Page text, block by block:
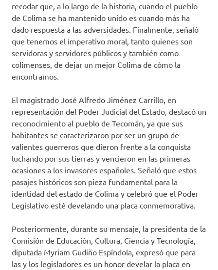
recodar que, a lo largo de la historia, cuando el pueblo
de Colima se ha mantenido unido es cuando más ha
dado respuesta a las adversidades. Finalmente, señaló
que tenemos el imperativo moral, tanto quienes son
servidoras y servidores públicos y también como
colimenses, de dejar un mejor Colima de cómo la
encontramos.
El magistrado José Alfredo Jiménez Carrillo, en
representación del Poder Judicial del Estado, destacó un
reconocimiento al pueblo de Tecomán, ya que sus
habitantes se caracterizaron por ser un grupo de
valientes guerreros que dieron frente a la conquista
luchando por sus tierras y vencieron en las primeras
ocasiones a los invasores españoles. Señaló que estos
pasajes históricos son pieza fundamental para la
identidad del estado de Colima y celebró que el Poder
Legislativo esté develando una placa conmemorativa.
Posteriormente, durante su mensaje, la presidenta de la
Comisión de Educación, Cultura, Ciencia y Tecnología,
diputada Myriam Gudiño Espíndola, expresó que para
las y los legisladores es un honor develar la placa en